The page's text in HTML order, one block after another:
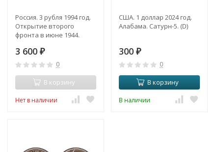
Россия. 3 рубля 1994 год.
Открытие второго
фронта в июне 1944.
3 600 ₽
0
В корзину
Нет в наличии
США. 1 доллар 2024 год.
Алабама. Сатурн-5. (D)
300 ₽
0
В корзину
В наличии